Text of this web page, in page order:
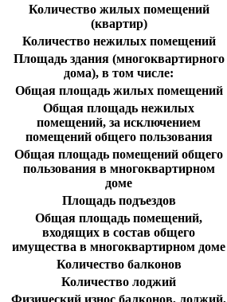
Количество жилых помещений
(квартир)
Количество нежилых помещений
Площадь здания (многоквартирного
дома), в том числе:
Общая площадь жилых помещений
Общая площадь нежилых
помещений, за исключением
помещений общего пользования
Общая площадь помещений общего
пользования в многоквартирном
доме
Площадь подъездов
Общая площадь помещений,
входящих в состав общего
имущества в многоквартирном доме
Количество балконов
Количество лоджий